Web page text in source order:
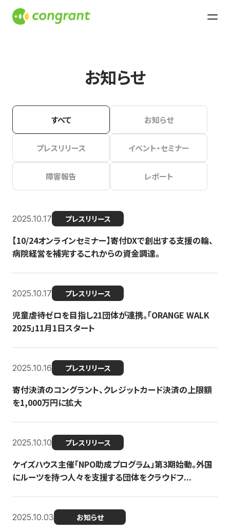
お知らせ
すべて お知らせ
プレスリリース イベント・セミナー
障害報告 レポート
2025.10.17 プレスリリース
【10/24オンラインセミナー】寄付DXで創出する支援の輪、
病院経営を補完するこれからの資金調達。
2025.10.17 プレスリリース
児童虐待ゼロを目指し21団体が連携。「ORANGE WALK
2025」11月1日スタート
2025.10.16 プレスリリース
寄付決済のコングラント、クレジットカード決済の上限額
を1,000万円に拡大
2025.10.10 プレスリリース
ケイズハウス主催「NPO助成プログラム」第3期始動。外国
にルーツを持つ人々を支援する団体をクラウドフ...
2025.10.03 お知らせ